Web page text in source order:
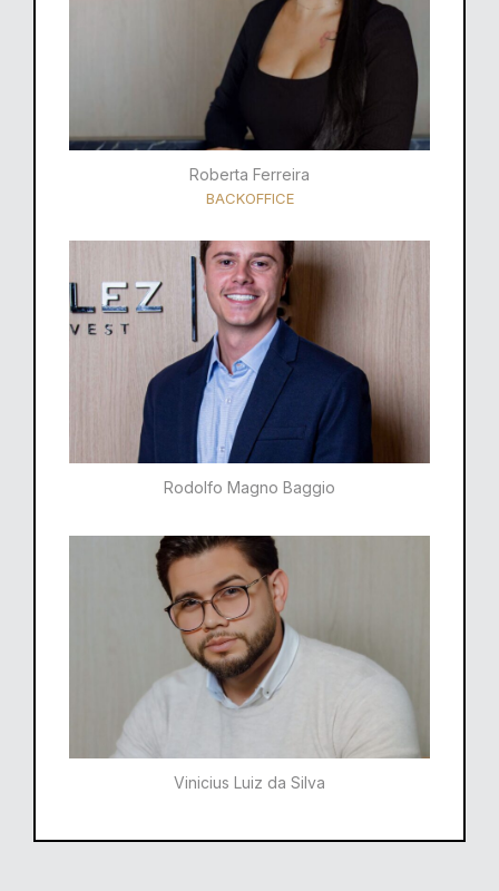
Roberta Ferreira
BACKOFFICE
Rodolfo Magno Baggio​​
Vinicius Luiz da Silva